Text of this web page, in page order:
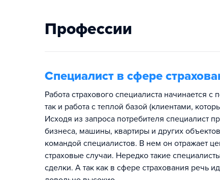
Профессии
Специалист в сфере
Работа страхового специалиста начинается
так и работа с теплой базой (клиентами,
Исходя из запроса потребителя специалист
бизнеса, машины, квартиры и других
командой специалистов. В нем он отражает
страховые случаи. Нередко такие
сделки. А так как в сфере страхования речь